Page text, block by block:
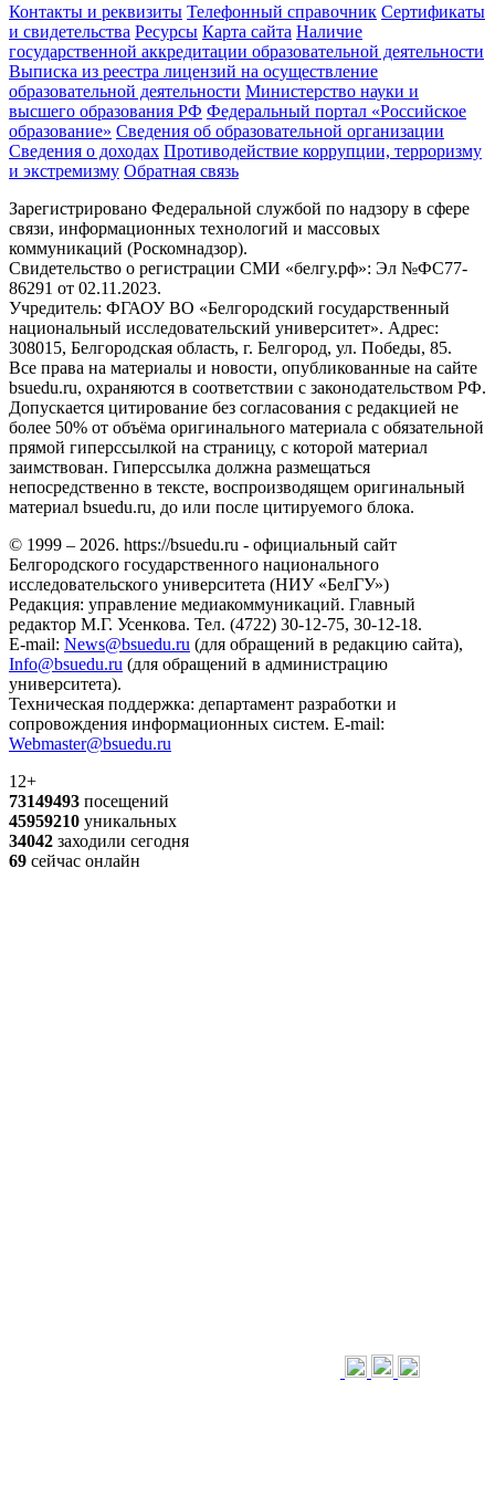
Контакты и реквизиты Телефонный справочник Сертификаты
и свидетельства Ресурсы Карта сайта Наличие
государственной аккредитации образовательной деятельности
Выписка из реестра лицензий на осуществление
образовательной деятельности Министерствo науки и
высшего образования РФ Федеральный портал «Российское
образование» Сведения об образовательной организации
Сведения о доходах Противодействие коррупции, терроризму
и экстремизму Обратная связь
Зарегистрировано Федеральной службой по надзору в сфере
связи, информационных технологий и массовых
коммуникаций (Роскомнадзор).
Свидетельство о регистрации СМИ «белгу.рф»: Эл №ФС77-
86291 от 02.11.2023.
Учредитель: ФГАОУ ВО «Белгородский государственный
национальный исследовательский университет». Адрес:
308015, Белгородская область, г. Белгород, ул. Победы, 85.
Все права на материалы и новости, опубликованные на сайте
bsuedu.ru, охраняются в соответствии с законодательством РФ.
Допускается цитирование без согласования с редакцией не
более 50% от объёма оригинального материала с обязательной
прямой гиперссылкой на страницу, с которой материал
заимствован. Гиперссылка должна размещаться
непосредственно в тексте, воспроизводящем оригинальный
материал bsuedu.ru, до или после цитируемого блока.
© 1999 – 2026. https://bsuedu.ru - официальный сайт
Белгородского государственного национального
исследовательского университета (НИУ «БелГУ»)
Редакция: управление медиакоммуникаций. Главный
редактор М.Г. Усенкова. Тел. (4722) 30-12-75, 30-12-18.
E-mail: News@bsuedu.ru (для обращений в редакцию сайта),
Info@bsuedu.ru (для обращений в администрацию
университета).
Техническая поддержка: департамент разработки и
сопровождения информационных систем. E-mail:
Webmaster@bsuedu.ru
12+
73149493 посещений
45959210 уникальных
34042 заходили сегодня
69 сейчас онлайн